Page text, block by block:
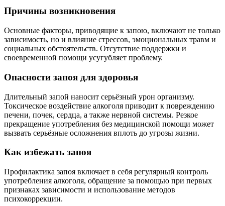
Причины возникновения
Основные факторы, приводящие к запою, включают не только
зависимость, но и влияние стрессов, эмоциональных травм и
социальных обстоятельств. Отсутствие поддержки и
своевременной помощи усугубляет проблему.
Опасности запоя для здоровья
Длительный запой наносит серьёзный урон организму.
Токсическое воздействие алкоголя приводит к повреждению
печени, почек, сердца, а также нервной системы. Резкое
прекращение употребления без медицинской помощи может
вызвать серьёзные осложнения вплоть до угрозы жизни.
Как избежать запоя
Профилактика запоя включает в себя регулярный контроль
употребления алкоголя, обращение за помощью при первых
признаках зависимости и использование методов
психокоррекции.